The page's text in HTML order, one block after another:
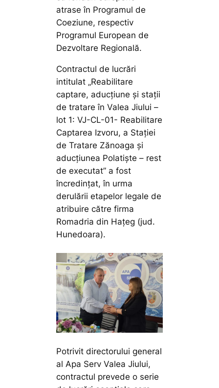
atrase în Programul de
Coeziune, respectiv
Programul European de
Dezvoltare Regională.
Contractul de lucrări
intitulat „Reabilitare
captare, aducțiune și stații
de tratare în Valea Jiului –
lot 1: VJ-CL-01- Reabilitare
Captarea Izvoru, a Stației
de Tratare Zănoaga și
aducțiunea Polatiște – rest
de executat” a fost
încredințat, în urma
derulării etapelor legale de
atribuire către firma
Romadria din Hațeg (jud.
Hunedoara).
Potrivit directorului general
al Apa Serv Valea Jiului,
contractul prevede o serie